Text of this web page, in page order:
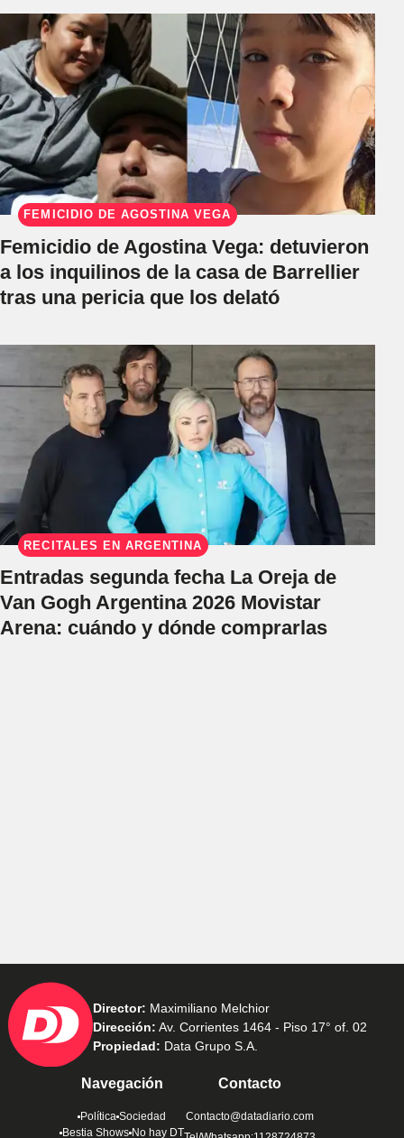
FEMICIDIO DE AGOSTINA VEGA
Femicidio de Agostina Vega: detuvieron
a los inquilinos de la casa de Barrellier
tras una pericia que los delató
RECITALES EN ARGENTINA
Entradas segunda fecha La Oreja de
Van Gogh Argentina 2026 Movistar
Arena: cuándo y dónde comprarlas
Director: Maximiliano Melchior
Dirección: Av. Corrientes 1464 - Piso 17° of. 02
Propiedad: Data Grupo S.A.
Navegación
Política Sociedad
Bestia Shows No hay DT
Contacto
Contacto@datadiario.com